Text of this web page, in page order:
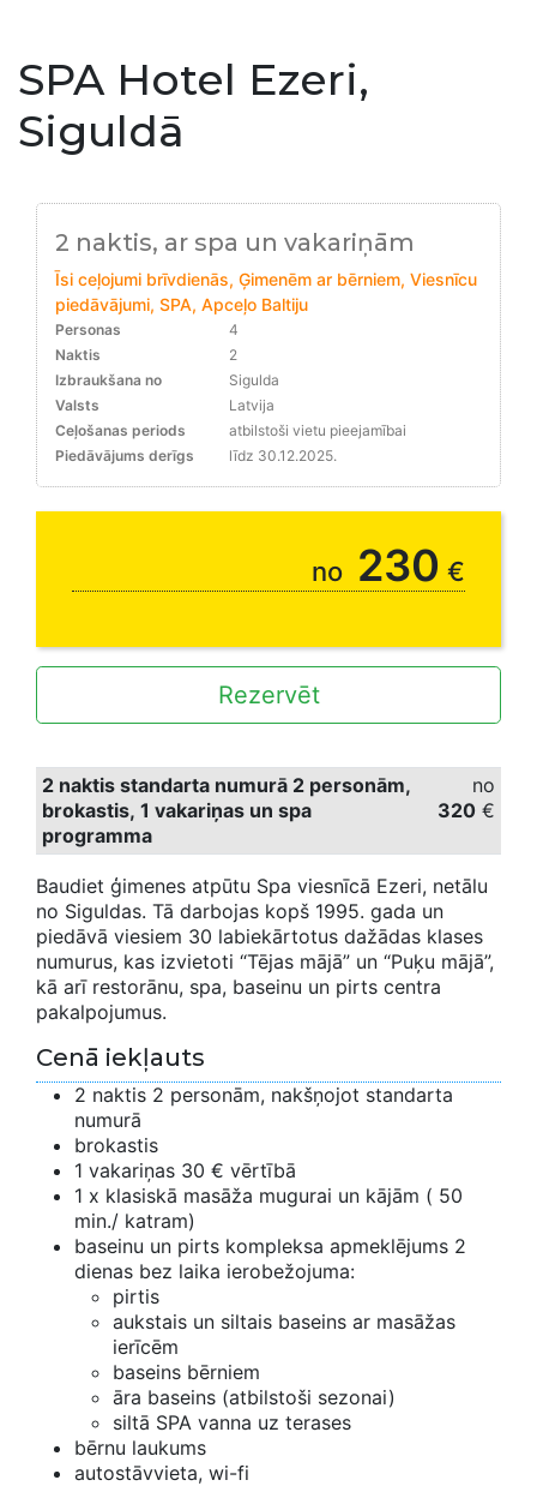
SPA Hotel Ezeri,
Siguldā
2 naktis, ar spa un vakariņām
Īsi ceļojumi brīvdienās, Ģimenēm ar bērniem, Viesnīcu
piedāvājumi, SPA, Apceļo Baltiju
Personas
4
Naktis
2
Izbraukšana no
Sigulda
Valsts
Latvija
Ceļošanas periods
atbilstoši vietu pieejamībai
Piedāvājums derīgs
līdz 30.12.2025.
no 230 €
Rezervēt
2 naktis standarta numurā 2 personām,
brokastis, 1 vakariņas un spa
programma
no
320 €
Baudiet ģimenes atpūtu Spa viesnīcā Ezeri, netālu
no Siguldas. Tā darbojas kopš 1995. gada un
piedāvā viesiem 30 labiekārtotus dažādas klases
numurus, kas izvietoti “Tējas mājā” un “Puķu mājā”,
kā arī restorānu, spa, baseinu un pirts centra
pakalpojumus.
Cenā iekļauts
2 naktis 2 personām, nakšņojot standarta
numurā
brokastis
1 vakariņas 30 € vērtībā
1 x klasiskā masāža mugurai un kājām ( 50
min./ katram)
baseinu un pirts kompleksa apmeklējums 2
dienas bez laika ierobežojuma:
pirtis
aukstais un siltais baseins ar masāžas
ierīcēm
baseins bērniem
āra baseins (atbilstoši sezonai)
siltā SPA vanna uz terases
bērnu laukums
autostāvvieta, wi-fi